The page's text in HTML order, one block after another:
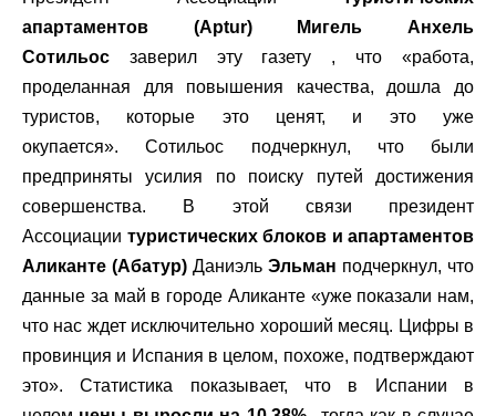
апартаментов (Aptur)
Мигель Анхель
Сотильос заверил эту газету , что «работа,
проделанная для повышения качества, дошла до
туристов, которые это ценят, и это уже
окупается». Сотильос подчеркнул, что были
предприняты усилия по поиску путей достижения
совершенства. В этой связи президент
Ассоциации туристических блоков и апартаментов
Аликанте (Абатур) Даниэль Эльман подчеркнул, что
данные за май в городе Аликанте «уже показали нам,
что нас ждет исключительно хороший месяц. Цифры в
провинция и Испания в целом, похоже, подтверждают
это». Статистика показывает, что в Испании в